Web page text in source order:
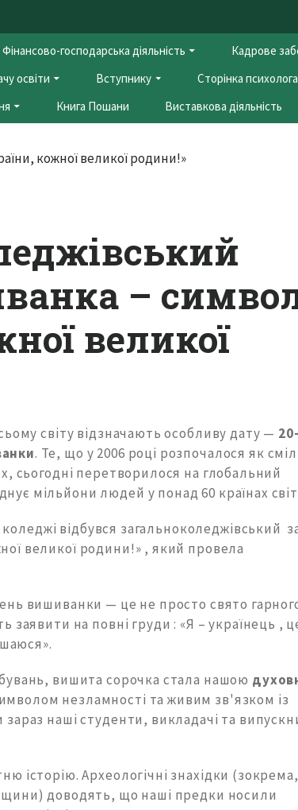
Фінансово-господарська діяльність Кадрове
освіти Вступнику Сторінка психолога
Книга Пошани Виставкова діяльність
–
великої
світу відзначають особливу дату —
. Те, що у 2006 році розпочалося як
сьогодні перетворилося на глобальний
мільйони людей у понад 60 країнах
відбувся загальноколеджівський
великої родини!» , який провела
вишиванки — це не просто свято
заявити на повні груди : «Я – українець ,
вишита сорочка стала нашою
незламності та живим зв'язком із
наші студенти, викладачі та
історію. Археологічні знахідки (зокрема,
доводять, що наші предки носили